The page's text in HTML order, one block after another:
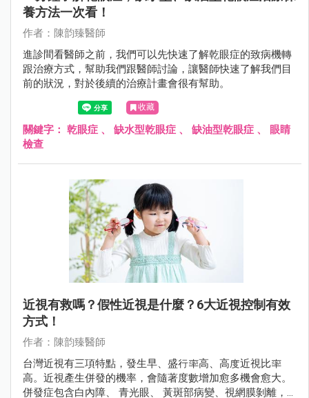
養方法一次看！
作者：陳韵臻醫師
進診間看醫師之前，我們可以先快速了解乾眼症的致病機轉
跟治療方式，幫助我們跟醫師討論，讓醫師快速了解我們目
前的狀況，對於後續的治療計畫會很有幫助。
收藏
關鍵字： 乾眼症 、 缺水型乾眼症 、 缺油型乾眼症 、
眼睛
檢查
近視有救嗎？假性近視是什麼？6大近視控制有效
方式！
作者：陳韵臻醫師
台灣近視有三項特點，發生早、盛行率高、高度近視比率
高。近視產生併發的機率，會隨著度數增加愈多機會愈大。
併發症包含白內障、 青光眼、 黃斑部病變、視網膜剝離，